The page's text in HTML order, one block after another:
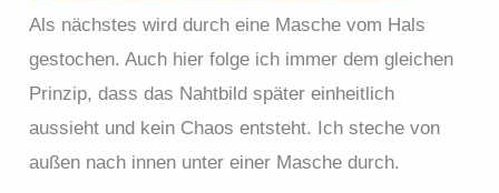
Als nächstes wird durch eine Masche vom Hals
gestochen. Auch hier folge ich immer dem gleichen
Prinzip, dass das Nahtbild später einheitlich
aussieht und kein Chaos entsteht. Ich steche von
außen nach innen unter einer Masche durch.